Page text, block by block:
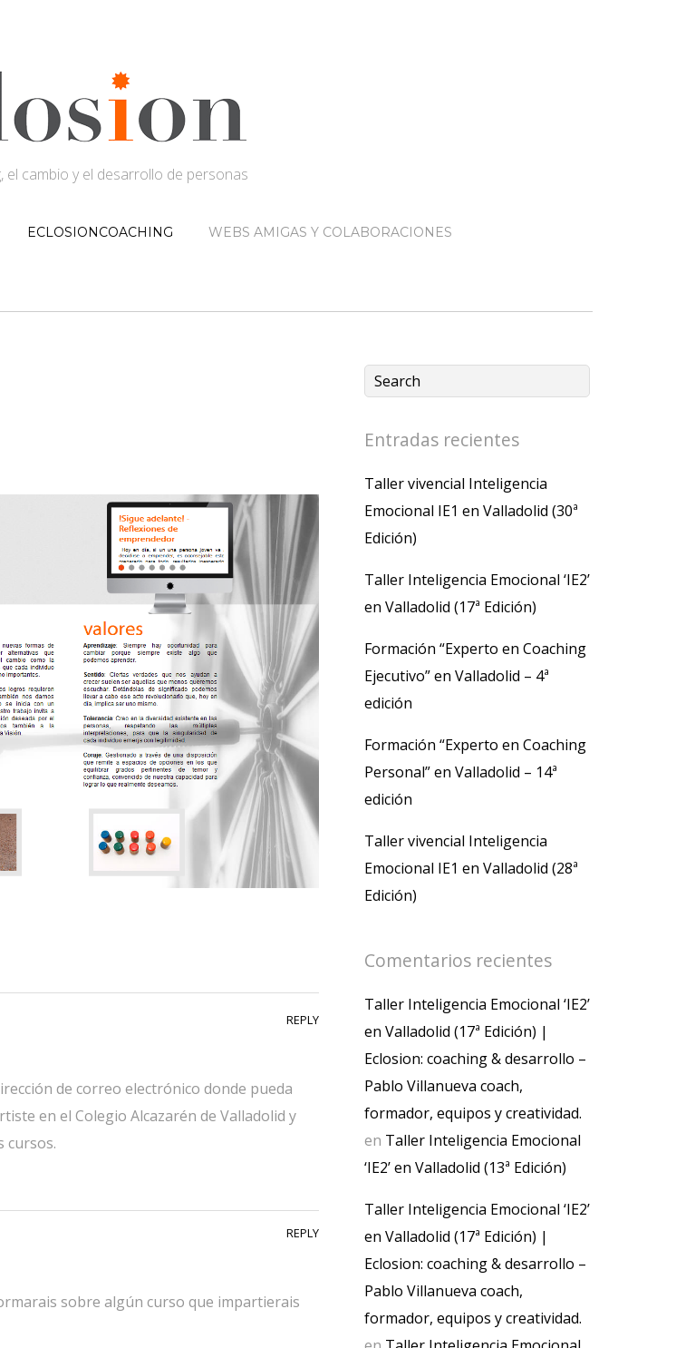
el cambio y el desarrollo de personas
ECLOSIONCOACHING WEBS AMIGAS Y COLABORACIONES
de correo electrónico donde pueda
en el Colegio Alcazarén de Valladolid y
cursos.
REPLY
sobre algún curso que impartierais
REPLY
Entradas recientes
Taller vivencial Inteligencia
Emocional IE1 en Valladolid (30ª
Edición)
Taller Inteligencia Emocional ‘IE2’
en Valladolid (17ª Edición)
Formación “Experto en Coaching
Ejecutivo” en Valladolid – 4ª
edición
Formación “Experto en Coaching
Personal” en Valladolid – 14ª
edición
Taller vivencial Inteligencia
Emocional IE1 en Valladolid (28ª
Edición)
Comentarios recientes
Taller Inteligencia Emocional ‘IE2’
en Valladolid (17ª Edición) |
Eclosion: coaching & desarrollo –
Pablo Villanueva coach,
formador, equipos y creatividad.
en Taller Inteligencia Emocional
‘IE2’ en Valladolid (13ª Edición)
Taller Inteligencia Emocional ‘IE2’
en Valladolid (17ª Edición) |
Eclosion: coaching & desarrollo –
Pablo Villanueva coach,
formador, equipos y creatividad.